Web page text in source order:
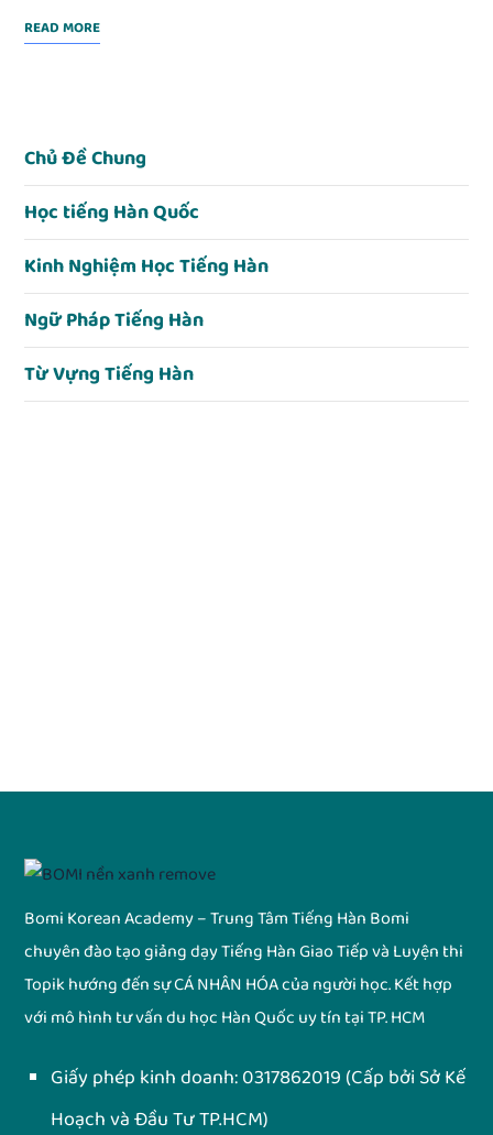
READ MORE
Chủ Đề Chung
Học tiếng Hàn Quốc
Kinh Nghiệm Học Tiếng Hàn
Ngữ Pháp Tiếng Hàn
Từ Vựng Tiếng Hàn
Bomi Korean Academy – Trung Tâm Tiếng Hàn Bomi
chuyên đào tạo giảng dạy Tiếng Hàn Giao Tiếp và Luyện thi
Topik hướng đến sự CÁ NHÂN HÓA của người học. Kết hợp
với mô hình tư vấn du học Hàn Quốc uy tín tại TP. HCM
Giấy phép kinh doanh:0317862019 (Cấp bởi Sở Kế
Hoạch và Đầu Tư TP.HCM)